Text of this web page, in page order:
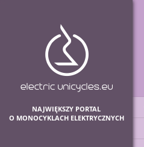
NAJWIĘKSZY PORTAL
O MONOCYKLACH ELEKTRYCZNYCH